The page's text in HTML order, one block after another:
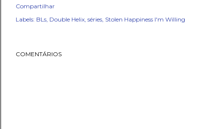
Compartilhar
Labels: BLs Double Helix séries Stolen Happiness I'm Willing
COMENTÁRIOS